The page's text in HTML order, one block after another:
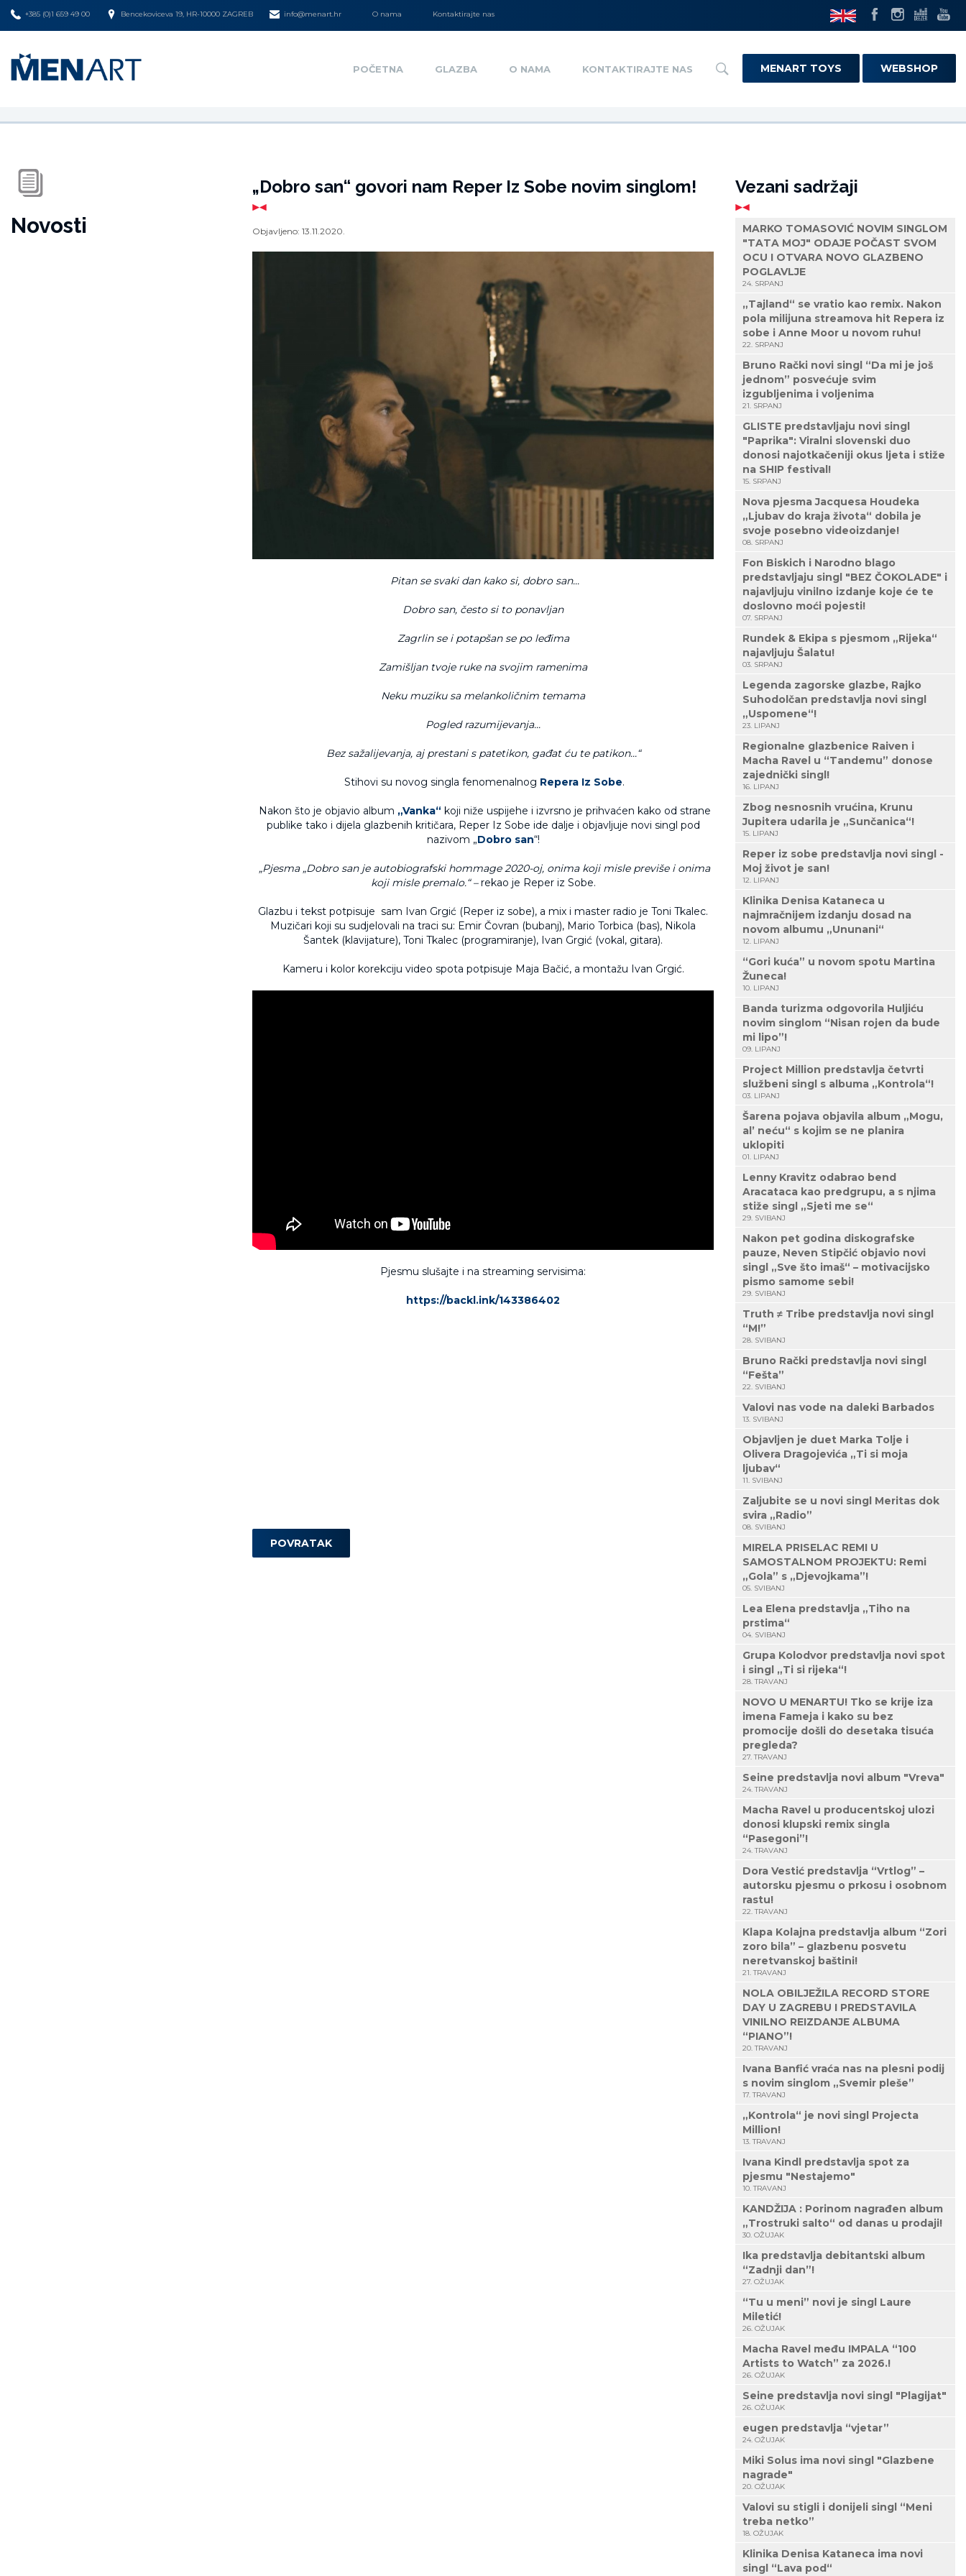
+385 (0)1 659 49 00 Bencekoviceva 19, HR-10000 ZAGREB info@menart.hr O nama Kontaktirajte nas
POČETNA GLAZBA O NAMA KONTAKTIRAJTE NAS MENART TOYS WEBSHOP
Novosti
„Dobro san“ govori nam Reper Iz Sobe novim singlom!
Objavljeno: 13.11.2020.
Pitan se svaki dan kako si, dobro san...
Dobro san, često si to ponavljan
Zagrlin se i potapšan se po leđima
Zamišljan tvoje ruke na svojim ramenima
Neku muziku sa melankoličnim temama
Pogled razumijevanja...
Bez sažalijevanja, aj prestani s patetikon, gađat ću te patikon...“
Stihovi su novog singla fenomenalnog Repera Iz Sobe.
Nakon što je objavio album „Vanka“ koji niže uspijehe i izvrsno je prihvaćen kako od strane
publike tako i dijela glazbenih kritičara, Reper Iz Sobe ide dalje i objavljuje novi singl pod
nazivom „Dobro san“!
„Pjesma „Dobro san je autobiografski hommage 2020-oj, onima koji misle previše i onima
koji misle premalo.“ –rekao je Reper iz Sobe.
Glazbu i tekst potpisuje sam Ivan Grgić (Reper iz sobe), a mix i master radio je Toni Tkalec.
Muzičari koji su sudjelovali na traci su: Emir Čovran (bubanj), Mario Torbica (bas), Nikola
Šantek (klavijature), Toni Tkalec (programiranje), Ivan Grgić (vokal, gitara).
Kameru i kolor korekciju video spota potpisuje Maja Bačić, a montažu Ivan Grgić.
Pjesmu slušajte i na streaming servisima:
https://backl.ink/143386402
POVRATAK
Vezani sadržaji
MARKO TOMASOVIĆ NOVIM SINGLOM
"TATA MOJ" ODAJE POČAST SVOM
OCU I OTVARA NOVO GLAZBENO
POGLAVLJE
24. SRPANJ
„Tajland“ se vratio kao remix. Nakon
pola milijuna streamova hit Repera iz
sobe i Anne Moor u novom ruhu!
22. SRPANJ
Bruno Rački novi singl “Da mi je još
jednom” posvećuje svim
izgubljenima i voljenima
21. SRPANJ
GLISTE predstavljaju novi singl
"Paprika": Viralni slovenski duo
donosi najotkačeniji okus ljeta i stiže
na SHIP festival!
15. SRPANJ
Nova pjesma Jacquesa Houdeka
„Ljubav do kraja života“ dobila je
svoje posebno videoizdanje!
08. SRPANJ
Fon Biskich i Narodno blago
predstavljaju singl "BEZ ČOKOLADE" i
najavljuju vinilno izdanje koje će te
doslovno moći pojesti!
07. SRPANJ
Rundek & Ekipa s pjesmom „Rijeka“
najavljuju Šalatu!
03. SRPANJ
Legenda zagorske glazbe, Rajko
Suhodolčan predstavlja novi singl
„Uspomene“!
23. LIPANJ
Regionalne glazbenice Raiven i
Macha Ravel u “Tandemu” donose
zajednički singl!
16. LIPANJ
Zbog nesnosnih vrućina, Krunu
Jupitera udarila je „Sunčanica“!
15. LIPANJ
Reper iz sobe predstavlja novi singl -
Moj život je san!
12. LIPANJ
Klinika Denisa Kataneca u
najmračnijem izdanju dosad na
novom albumu „Ununani“
12. LIPANJ
“Gori kuća” u novom spotu Martina
Žuneca!
10. LIPANJ
Banda turizma odgovorila Huljiću
novim singlom “Nisan rojen da bude
mi lipo”!
09. LIPANJ
Project Million predstavlja četvrti
službeni singl s albuma „Kontrola“!
03. LIPANJ
Šarena pojava objavila album „Mogu,
al’ neću“ s kojim se ne planira
uklopiti
01. LIPANJ
Lenny Kravitz odabrao bend
Aracataca kao predgrupu, a s njima
stiže singl „Sjeti me se“
29. SVIBANJ
Nakon pet godina diskografske
pauze, Neven Stipčić objavio novi
singl „Sve što imaš“ – motivacijsko
pismo samome sebi!
29. SVIBANJ
Truth ≠ Tribe predstavlja novi singl
“M!”
28. SVIBANJ
Bruno Rački predstavlja novi singl
“Fešta”
22. SVIBANJ
Valovi nas vode na daleki Barbados
13. SVIBANJ
Objavljen je duet Marka Tolje i
Olivera Dragojevića „Ti si moja
ljubav“
11. SVIBANJ
Zaljubite se u novi singl Meritas dok
svira „Radio”
08. SVIBANJ
MIRELA PRISELAC REMI U
SAMOSTALNOM PROJEKTU: Remi
„Gola” s „Djevojkama”!
05. SVIBANJ
Lea Elena predstavlja „Tiho na
prstima“
04. SVIBANJ
Grupa Kolodvor predstavlja novi spot
i singl „Ti si rijeka“!
28. TRAVANJ
NOVO U MENARTU! Tko se krije iza
imena Fameja i kako su bez
promocije došli do desetaka tisuća
pregleda?
27. TRAVANJ
Seine predstavlja novi album "Vreva"
24. TRAVANJ
Macha Ravel u producentskoj ulozi
donosi klupski remix singla
“Pasegoni”!
24. TRAVANJ
Dora Vestić predstavlja “Vrtlog” –
autorsku pjesmu o prkosu i osobnom
rastu!
22. TRAVANJ
Klapa Kolajna predstavlja album “Zori
zoro bila” – glazbenu posvetu
neretvanskoj baštini!
21. TRAVANJ
NOLA OBILJEŽILA RECORD STORE
DAY U ZAGREBU I PREDSTAVILA
VINILNO REIZDANJE ALBUMA
“PIANO”!
20. TRAVANJ
Ivana Banfić vraća nas na plesni podij
s novim singlom „Svemir pleše”
17. TRAVANJ
„Kontrola“ je novi singl Projecta
Million!
13. TRAVANJ
Ivana Kindl predstavlja spot za
pjesmu "Nestajemo"
10. TRAVANJ
KANDŽIJA : Porinom nagrađen album
„Trostruki salto“ od danas u prodaji!
30. OŽUJAK
Ika predstavlja debitantski album
“Zadnji dan”!
27. OŽUJAK
“Tu u meni” novi je singl Laure
Miletić!
26. OŽUJAK
Macha Ravel među IMPALA “100
Artists to Watch” za 2026.!
26. OŽUJAK
Seine predstavlja novi singl "Plagijat"
26. OŽUJAK
eugen predstavlja “vjetar”
24. OŽUJAK
Miki Solus ima novi singl "Glazbene
nagrade"
20. OŽUJAK
Valovi su stigli i donijeli singl “Meni
treba netko”
18. OŽUJAK
Klinika Denisa Kataneca ima novi
singl “Lava pod“